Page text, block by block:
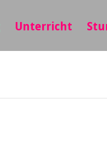
Unterricht